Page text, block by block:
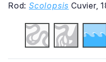
Rod: Scolopsis Cuvier,